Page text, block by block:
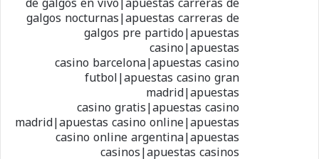
galgos nocturnas|apuestas carreras de
galgos pre partido|apuestas
casino|apuestas
casino barcelona|apuestas casino
futbol|apuestas casino gran
madrid|apuestas
casino gratis|apuestas casino
madrid|apuestas casino online|apuestas
casino online argentina|apuestas
casinos|apuestas casinos